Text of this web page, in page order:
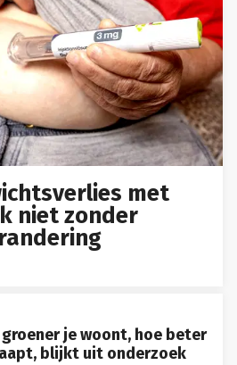
met
niet zonder
groener je woont, hoe beter
blijkt uit onderzoek